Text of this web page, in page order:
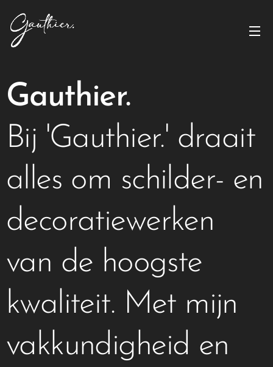
Gauthier.
Bij 'Gauthier.' draait
alles om schilder- en
decoratiewerken
van de hoogste
kwaliteit. Met mijn
vakkundigheid en